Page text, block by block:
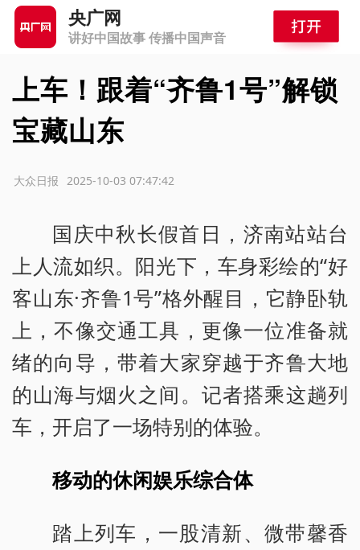
央广网
讲好中国故事 传播中国声音
上车！跟着“齐鲁1号”解锁
宝藏山东
2025-10-03 07:47:42
大众日报
国庆中秋长假首日，济南站站台
上人流如织。阳光下，车身彩绘的“好
客山东·齐鲁1号”格外醒目，它静卧轨
上，不像交通工具，更像一位准备就
绪的向导，带着大家穿越于齐鲁大地
的山海与烟火之间。记者搭乘这趟列
车，开启了一场特别的体验。
移动的休闲娱乐综合体
踏上列车，一股清新、微带馨香